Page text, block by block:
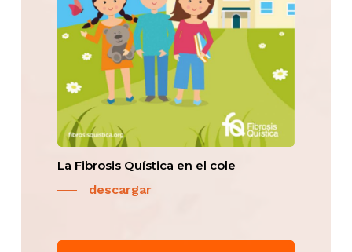
La Fibrosis Quística en el cole
descargar